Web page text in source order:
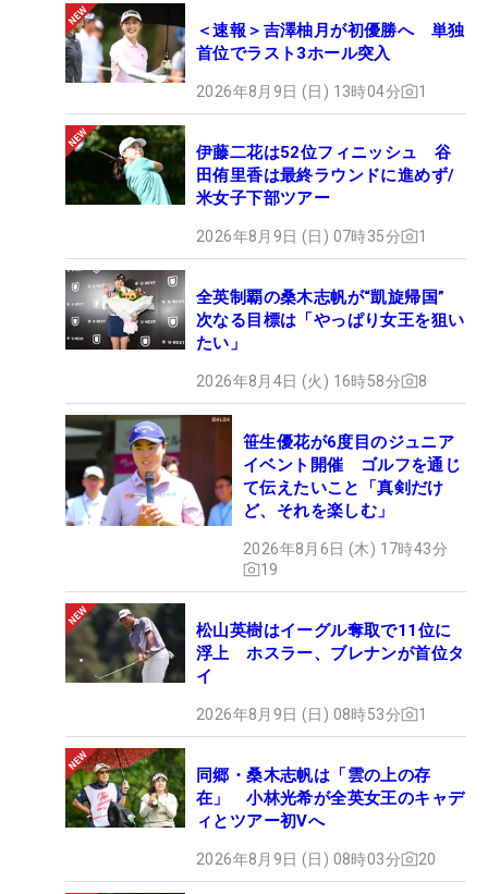
＜速報＞吉澤柚月が初優勝へ 単独
首位でラスト3ホール突入
2026年8月9日 (日) 13時04分 1
伊藤二花は52位フィニッシュ 谷
田侑里香は最終ラウンドに進めず/
米女子下部ツアー
2026年8月9日 (日) 07時35分 1
全英制覇の桑木志帆が“凱旋帰国”
次なる目標は「やっぱり女王を狙い
たい」
2026年8月4日 (火) 16時58分 8
笹生優花が6度目のジュニア
イベント開催 ゴルフを通じ
て伝えたいこと「真剣だけ
ど、それを楽しむ」
2026年8月6日 (木) 17時43分
19
松山英樹はイーグル奪取で11位に
浮上 ホスラー、ブレナンが首位タ
イ
2026年8月9日 (日) 08時53分 1
同郷・桑木志帆は「雲の上の存
在」 小林光希が全英女王のキャデ
ィとツアー初Vへ
2026年8月9日 (日) 08時03分 20